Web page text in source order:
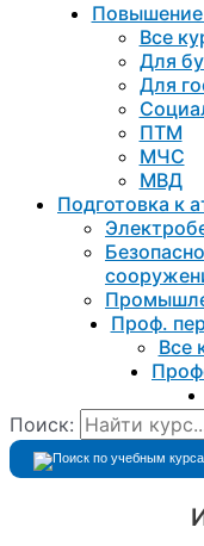
Все
Для
Для
ПТМ
МЧС
МВД
Подготовка к
Проф.
Все
Поиск: